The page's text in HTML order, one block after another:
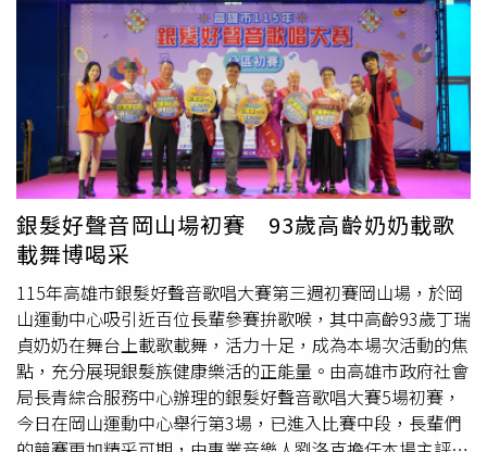
步，因此才會積極協助；也有人指出，履歷涉及個人隱私及
職涯規劃，即使出發點是善意，仍應尊重當事人的決定，避
免讓原本的關心成了另一種壓力。
址」功能異動 公告，並進入通知期。受影響的使用者都會收
到產品內通知；2026年第3至第4季的過渡期，則是第三方
帳戶的「選擇寄件地址」功能、Gmailify和POP仍可運作，
但Gmail可能會對新設定設限。建議用戶在這段時限內完成
遷移；2027年1月起Gmail將全面移除第三方帳戶的「選擇
寄件地址」功能、Gmailify和POP。
銀髮好聲音岡山場初賽 93歲高齡奶奶載歌
載舞博喝采
115年高雄市銀髮好聲音歌唱大賽第三週初賽岡山場，於岡
山運動中心吸引近百位長輩參賽拚歌喉，其中高齡93歲丁瑞
貞奶奶在舞台上載歌載舞，活力十足，成為本場次活動的焦
點，充分展現銀髮族健康樂活的正能量。由高雄市政府社會
局長青綜合服務中心辦理的銀髮好聲音歌唱大賽5場初賽，
今日在岡山運動中心舉行第3場，已進入比賽中段，長輩們